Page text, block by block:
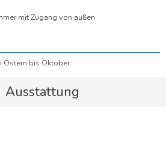
mit Zugang von außen
Ostern bis Oktober
Ausstattung